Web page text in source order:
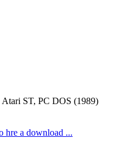
ST, PC DOS (1989)
hre a download ...